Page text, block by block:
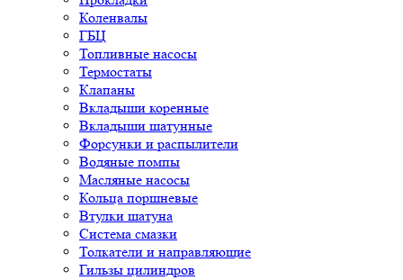
Коленвалы
ГБЦ
Топливные насосы
Термостаты
Клапаны
Вкладыши коренные
Вкладыши шатунные
Форсунки и распылители
Водяные помпы
Масляные насосы
Кольца поршневые
Втулки шатуна
Система смазки
Толкатели и направляющие
Гильзы цилиндров